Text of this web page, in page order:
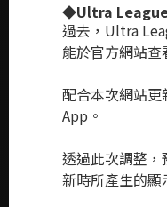
◆Ultra
過去，Ultra
能於官方網站查
配合本次網站
App。
透過此次調整
新時所產生的顯